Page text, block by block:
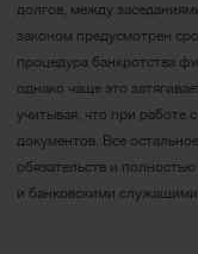
долгов, между
законом предусмотрен
процедура банкротства
однако чаще это
учитывая, что при работе
документов. Все
обязательств и
и банковскими